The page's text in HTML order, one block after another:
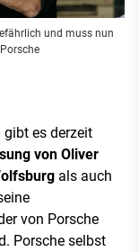
und muss nun
gibt es derzeit
von Oliver
als auch
von Porsche
Porsche selbst